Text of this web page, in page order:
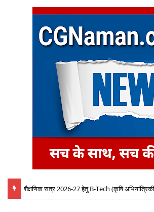
में शैक्षणिक सत्र 2026-27 हेतु B-Tech (कृषि